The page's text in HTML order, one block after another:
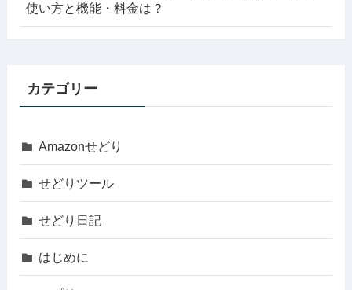
使い方と機能・料金は？
カテゴリー
Amazonせどり
せどりツール
せどり日記
はじめに